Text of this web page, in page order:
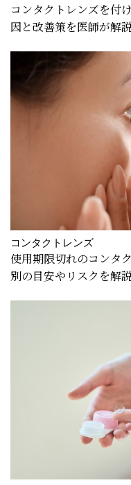
コンタクトレンズを付
因と改善策を医師が解説
コンタクトレンズ
使用期限切れのコンタ
別の目安やリスクを解説